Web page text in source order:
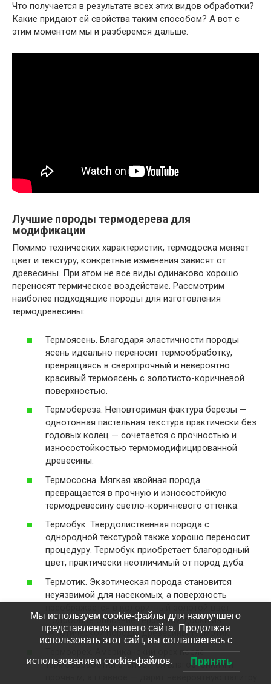
Что получается в результате всех этих видов обработки?
Какие придают ей свойства таким способом? А вот с
этим моментом мы и разберемся дальше.
Лучшие породы термодерева для
модификации
Помимо технических характеристик, термодоска меняет
цвет и текстуру, конкретные изменения зависят от
древесины. При этом не все виды одинаково хорошо
переносят термическое воздействие. Рассмотрим
наиболее подходящие породы для изготовления
термодревесины:
Термоясень. Благодаря эластичности породы
ясень идеально переносит термообработку,
превращаясь в сверхпрочный и невероятно
красивый термоясень с золотисто-коричневой
поверхностью.
Термобереза. Неповторимая фактура березы —
однотонная пастельная текстура практически без
годовых колец — сочетается с прочностью и
износостойкостью термомодифицированной
древесины.
Термососна. Мягкая хвойная порода
превращается в прочную и износостойкую
термодревесину светло-коричневого оттенка.
Термобук. Твердолиственная порода с
однородной текстурой также хорошо переносит
процедуру. Термобук приобретает благородный
цвет, практически неотличимый от пород дуба.
Термотик. Экзотическая порода становится
неуязвимой для насекомых, а поверхность
Подробное описание террасной доски из
экзотической породы древесины термотик.
Термоорех. Американский орех после
термообработки становится влагостойким и
Мы используем cookie-файлы для наилучшего
представления нашего сайта. Продолжая
использовать этот сайт, вы соглашаетесь с
использованием cookie-файлов. Принять